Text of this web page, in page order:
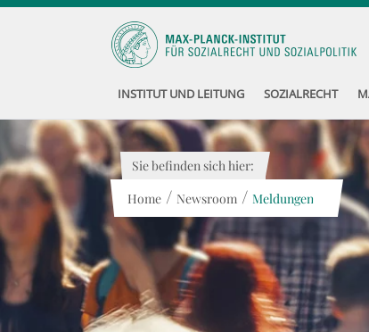
INSTITUT UND LEITUNG SOZIALRECHT
Sie befinden sich hier:
Home / Newsroom / Meldungen